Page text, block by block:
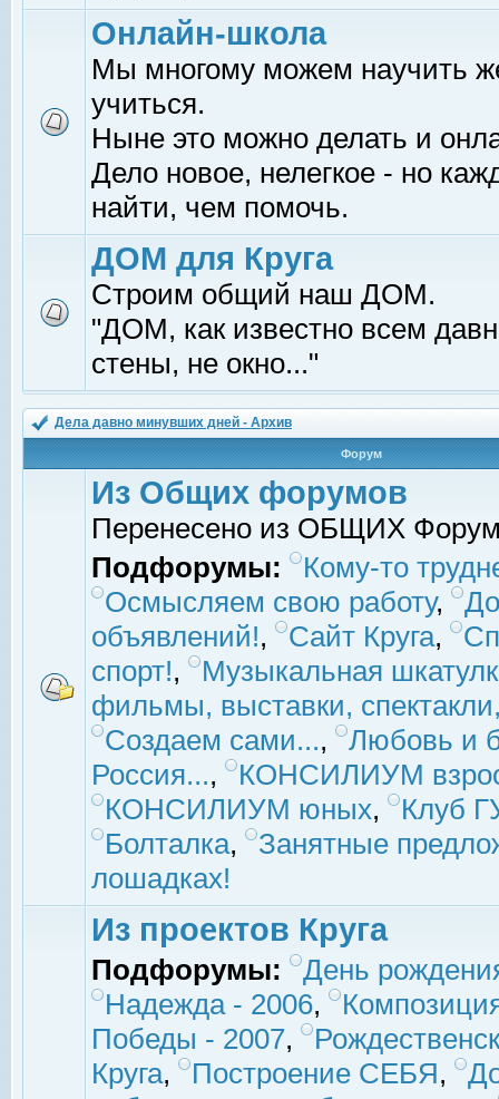
Онлайн-школа
Мы многому можем научить
учиться.
Ныне это можно делать и
Дело новое, нелегкое - но
найти, чем помочь.
ДОМ для Круга
Строим общий наш ДОМ.
"ДОМ, как известно всем
стены, не окно..."
Дела давно минувших дней - Архив
Форум
Из Общих форумов
Перенесено из ОБЩИХ
Подфорумы:
Кому-то
Осмысляем свою работу,
объявлений!, Сайт Круга,
спорт!,
Музыкальная
фильмы, выставки,
Создаем сами...,
Любовь и
Россия...,
КОНСИЛИУМ
КОНСИЛИУМ юных,
Клуб
Болталка,
Занятные
лошадках!
Из проектов Круга
Подфорумы:
День
Надежда - 2006,
Победы - 2007,
Круга, Построение СЕБЯ,